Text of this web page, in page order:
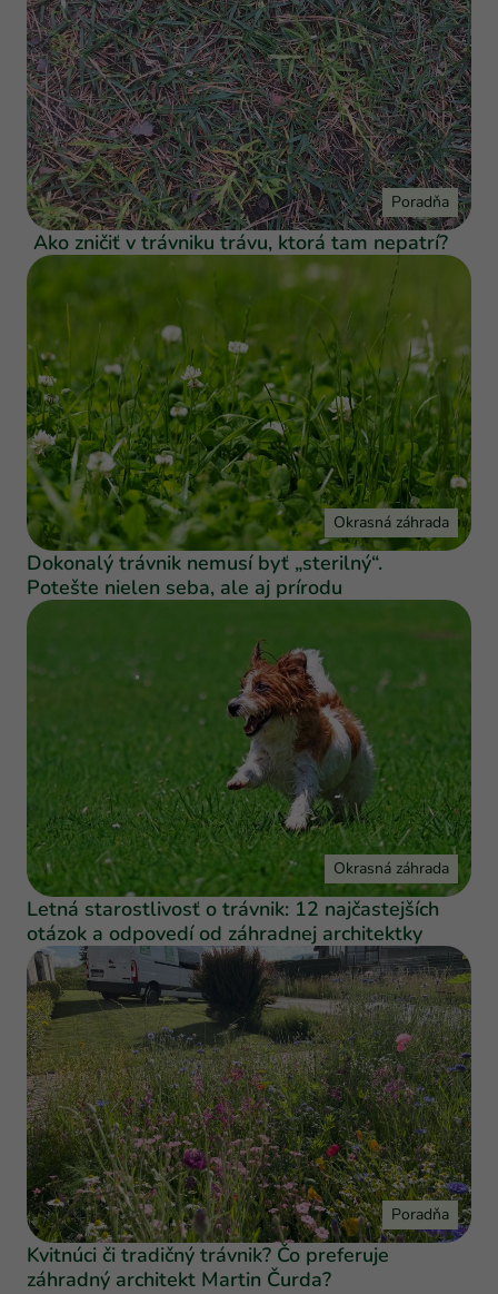
Poradňa
Ako zničiť v trávniku trávu, ktorá tam nepatrí?
Okrasná záhrada
Dokonalý trávnik nemusí byť „sterilný“.
Potešte nielen seba, ale aj prírodu
Okrasná záhrada
Letná starostlivosť o trávnik: 12 najčastejších
otázok a odpovedí od záhradnej architektky
Poradňa
Kvitnúci či tradičný trávnik? Čo preferuje
záhradný architekt Martin Čurda?